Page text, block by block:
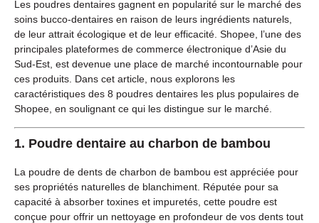
Les poudres dentaires gagnent en popularité sur le marché des
soins bucco-dentaires en raison de leurs ingrédients naturels,
de leur attrait écologique et de leur efficacité. Shopee, l’une des
principales plateformes de commerce électronique d’Asie du
Sud-Est, est devenue une place de marché incontournable pour
ces produits. Dans cet article, nous explorons les
caractéristiques des 8 poudres dentaires les plus populaires de
Shopee, en soulignant ce qui les distingue sur le marché.
1. Poudre dentaire au charbon de bambou
La poudre de dents de charbon de bambou est appréciée pour
ses propriétés naturelles de blanchiment. Réputée pour sa
capacité à absorber toxines et impuretés, cette poudre est
conçue pour offrir un nettoyage en profondeur de vos dents tout